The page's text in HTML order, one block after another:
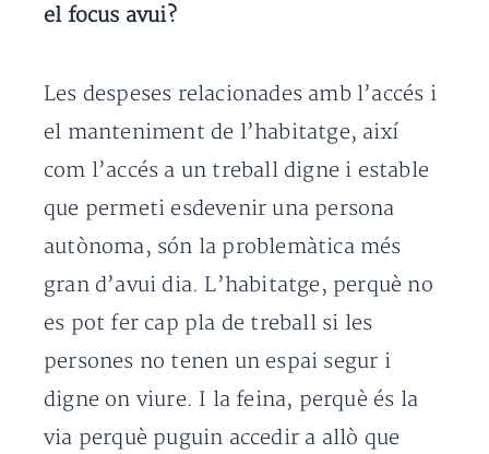
el focus avui?
Les despeses relacionades amb l’accés i
el manteniment de l’habitatge, així
com l’accés a un treball digne i estable
que permeti esdevenir una persona
autònoma, són la problemàtica més
gran d’avui dia. L’habitatge, perquè no
es pot fer cap pla de treball si les
persones no tenen un espai segur i
digne on viure. I la feina, perquè és la
via perquè puguin accedir a allò que